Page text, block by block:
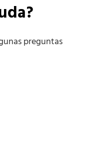
preguntas